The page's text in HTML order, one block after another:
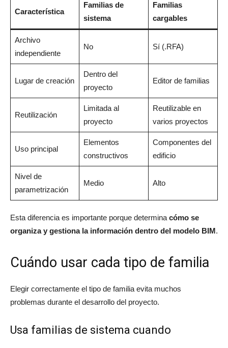
Característica
Familias de
sistema
Familias
cargables
Archivo
independiente
No Sí (.RFA)
Lugar de creación
Dentro del
proyecto
Editor de familias
Reutilización
Limitada al
proyecto
Reutilizable en
varios proyectos
Uso principal
Elementos
constructivos
Componentes del
edificio
Nivel de
parametrización
Medio Alto
Esta diferencia es importante porque determina cómo se
organiza y gestiona la información dentro del modelo BIM.
Cuándo usar cada tipo de familia
Elegir correctamente el tipo de familia evita muchos
problemas durante el desarrollo del proyecto.
Usa familias de sistema cuando